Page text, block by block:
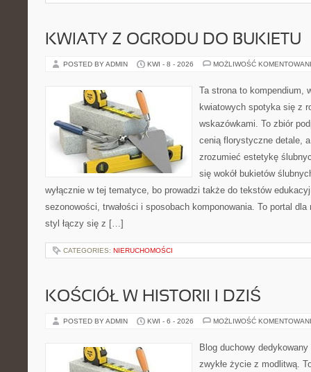
KWIATY Z OGRODU DO BUKIETU
POSTED BY ADMIN KWI - 8 - 2026 MOŻLIWOŚĆ
Ta strona to kompendium,
kwiatowych spotyka się z
wskazówkami. To zbiór
cenią florystyczne detale,
zrozumieć estetykę
się wokół bukietów
wyłącznie w tej tematyce, bo prowadzi także do tekstów
sezonowości, trwałości i sposobach komponowania. To portal
styl łączy się z […]
CATEGORIES: NIERUCHOMOŚCI
KOŚCIÓŁ W HISTORII I DZIŚ
POSTED BY ADMIN KWI - 6 - 2026 MOŻLIWOŚĆ
Blog duchowy
zwykłe życie z modlitwą.